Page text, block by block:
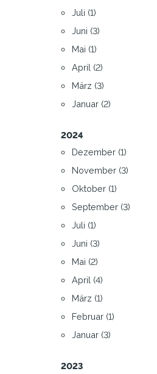
Juli (1)
Juni (3)
Mai (1)
April (2)
März (3)
Januar (2)
2024
Dezember (1)
November (3)
Oktober (1)
September (3)
Juli (1)
Juni (3)
Mai (2)
April (4)
März (1)
Februar (1)
Januar (3)
2023